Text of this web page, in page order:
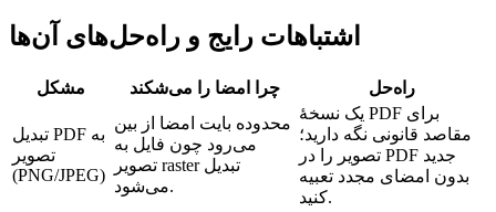
اشتباهات رایج و راه‌حل‌های آن‌ها
مشکل چرا امضا را می‌شکند راه‌حل
تبدیل PDF به
تصویر
(PNG/JPEG)
محدوده بایت امضا از بین
می‌رود چون فایل به
تصویر raster تبدیل
می‌شود.
یک نسخهٔ PDF برای
مقاصد قانونی نگه دارید؛
تصویر را در PDF جدید
بدون امضای مجدد تعبیه
کنید.